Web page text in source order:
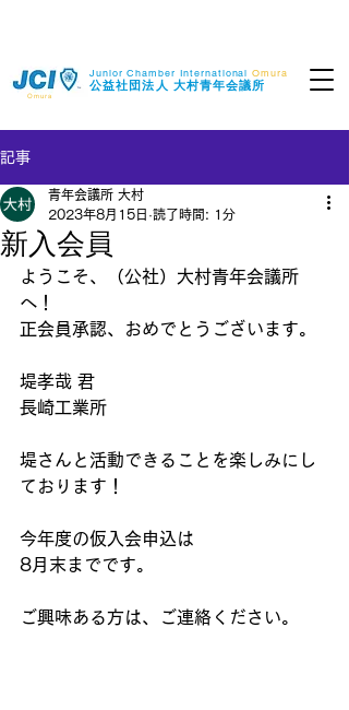
Junior Chamber International Omura
​公益社団法人 大村青年会議所
Omura
記事
新入会員
青年会議所 大村
2023年8月15日 読了時間: 1分
ようこそ、（公社）大村青年会議所
へ！
正会員承認、おめでとうございます。
堤孝哉 君
長崎工業所
堤さんと活動できることを楽しみにし
ております！
今年度の仮入会申込は
8月末までです。
ご興味ある方は、ご連絡ください。